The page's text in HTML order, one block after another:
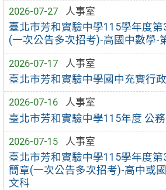
2026-07-27
人事室
臺北市芳和實驗中學115學年度
(一次公告多次招考)-高國中數學-
2026-07-17
人事室
臺北市芳和實驗中學國中充實行
2026-07-16
人事室
臺北市芳和實驗中學115年度 公
2026-07-15
人事室
臺北市芳和實驗中學115學年度
簡章(一次公告多次招考)-高中或
文科